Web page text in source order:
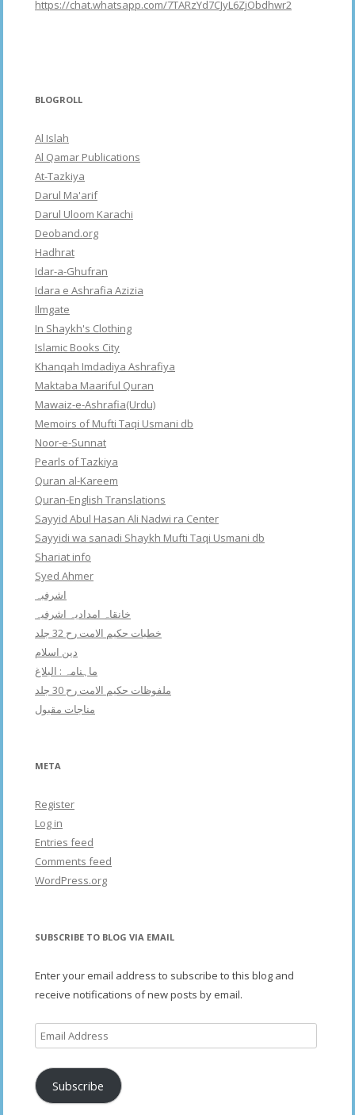
https://chat.whatsapp.com/7TARzYd7CJyL6ZjObdhwr2
BLOGROLL
Al Islah
Al Qamar Publications
At-Tazkiya
Darul Ma'arif
Darul Uloom Karachi
Deoband.org
Hadhrat
Idar-a-Ghufran
Idara e Ashrafia Azizia
Ilmgate
In Shaykh's Clothing
Islamic Books City
Khanqah Imdadiya Ashrafiya
Maktaba Maariful Quran
Mawaiz-e-Ashrafia(Urdu)
Memoirs of Mufti Taqi Usmani db
Noor-e-Sunnat
Pearls of Tazkiya
Quran al-Kareem
Quran-English Translations
Sayyid Abul Hasan Ali Nadwi ra Center
Sayyidi wa sanadi Shaykh Mufti Taqi Usmani db
Shariat info
Syed Ahmer
اشرفبہ
خانقاہ امدادیہ اشرفیہ
خطبات حکیم الامت رح 32 جلد
دین اسلام
ماہنامہ : البلاغ
ملفوظات حکیم الامت رح 30 جلد
مناجات مقبول
META
Register
Log in
Entries feed
Comments feed
WordPress.org
SUBSCRIBE TO BLOG VIA EMAIL
Enter your email address to subscribe to this blog and
receive notifications of new posts by email.
Email
Address
Subscribe